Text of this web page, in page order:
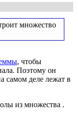
множество
, чтобы
Поэтому он
самом деле лежат в
из множества .